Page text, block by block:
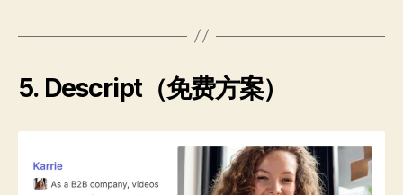
5. Descript（免费方案）